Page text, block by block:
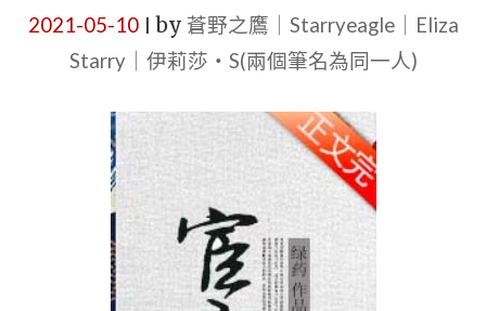
2021-05-10| by 蒼野之鷹｜Starryeagle｜Eliza
Starry｜伊莉莎・S(兩個筆名為同一人)